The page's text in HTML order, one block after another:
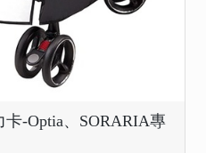
卡-Optia、SORARIA專